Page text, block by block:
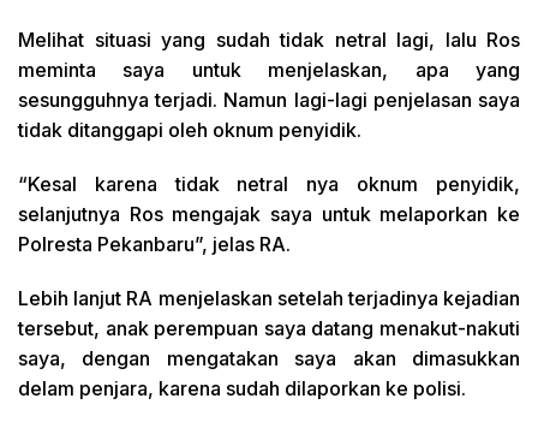
Melihat situasi yang sudah tidak netral lagi, lalu Ros
meminta saya untuk menjelaskan, apa yang
sesungguhnya terjadi. Namun lagi-lagi penjelasan saya
tidak ditanggapi oleh oknum penyidik.
“Kesal karena tidak netral nya oknum penyidik,
selanjutnya Ros mengajak saya untuk melaporkan ke
Polresta Pekanbaru”, jelas RA.
Lebih lanjut RA menjelaskan setelah terjadinya kejadian
tersebut, anak perempuan saya datang menakut-nakuti
saya, dengan mengatakan saya akan dimasukkan
delam penjara, karena sudah dilaporkan ke polisi.